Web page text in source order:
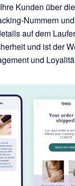
Kunden über
Nummern
auf dem
und ist der
und